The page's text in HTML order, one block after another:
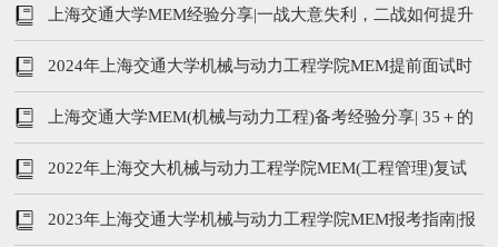
上海交通大学MEM经验分享|一战大意失利，二战如何提升
45分？
2024年上海交通大学机械与动力工程学院MEM提前面试时
间及内容
上海交通大学MEM(机械与动力工程)备考经验分享| 35＋的
人生如何逆转
2022年上海交大机械与动力工程学院MEM(工程管理)复试
分数线及复试内容
2023年上海交通大学机械与动力工程学院MEM报考指南|报